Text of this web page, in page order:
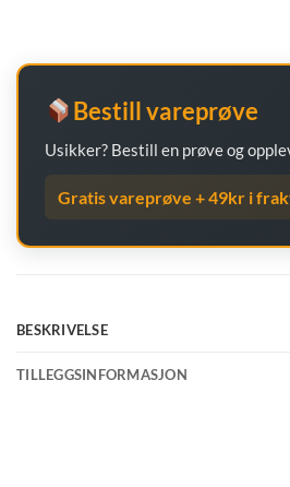
Bestill vareprøve
Usikker? Bestill en prøve og
Gratis vareprøve + 49kr i
BESKRIVELSE
TILLEGGSINFORMASJON